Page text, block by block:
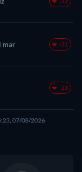
mar -31
-23
07/08/2026